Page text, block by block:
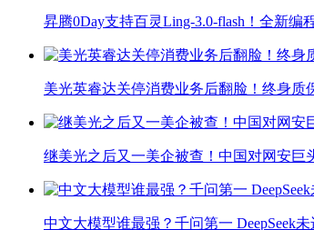
昇腾0Day支持百灵Ling-3.0-flash！全新编
美光英睿达关停消费业务后翻脸！终身质
继美光之后又一美企被查！中国对网安巨
中文大模型谁最强？千问第一 DeepSeek